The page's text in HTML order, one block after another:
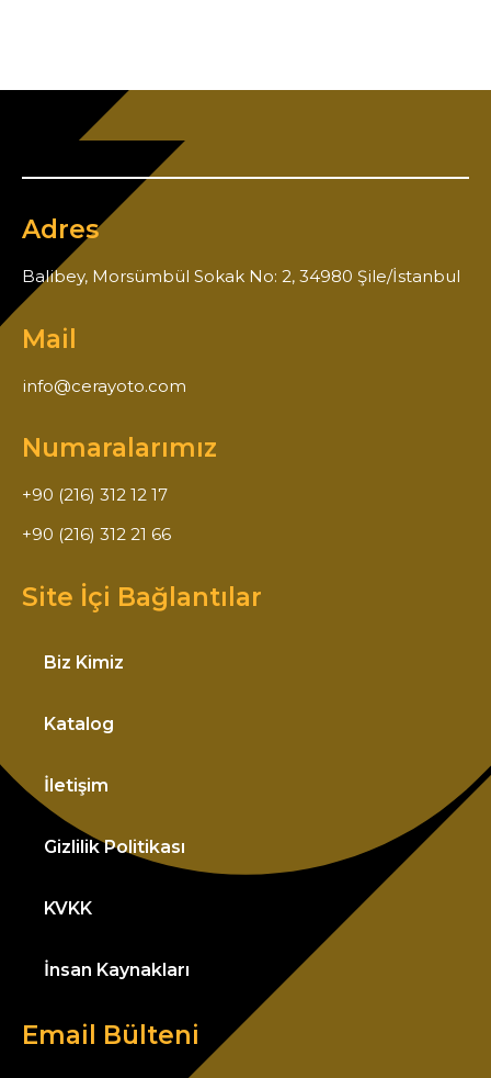
Adres
Balibey, Morsümbül Sokak No: 2, 34980 Şile/İstanbul
Mail
info@cerayoto.com
Numaralarımız
+90 (216) 312 12 17
+90 (216) 312 21 66
Site İçi Bağlantılar
Biz Kimiz
Katalog
İletişim
Gizlilik Politikası
KVKK
İnsan Kaynakları
Email Bülteni